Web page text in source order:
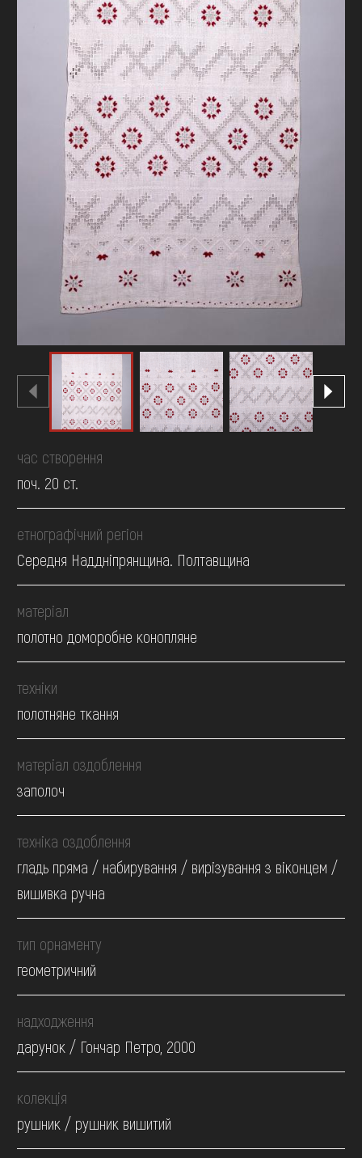
час створення
поч. 20 ст.
етнографічний регіон
Середня Наддніпрянщина. Полтавщина
матеріал
полотно доморобне конопляне
техніки
полотняне ткання
матеріал оздоблення
заполоч
техніка оздоблення
гладь пряма / набирування / вирізування з віконцем /
вишивка ручна
тип орнаменту
геометричний
надходження
дарунок / Гончар Петро, 2000
колекція
рушник / рушник вишитий